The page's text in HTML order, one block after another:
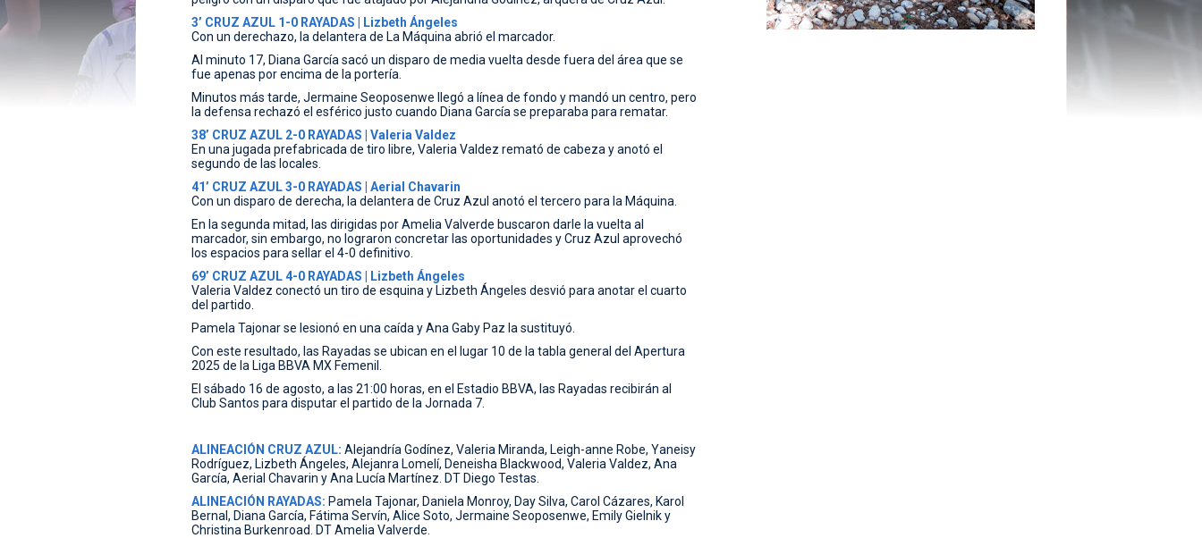
3’ CRUZ AZUL 1-0 RAYADAS | Lizbeth Ángeles
Con un derechazo, la delantera de La Máquina abrió el marcador.
Al minuto 17, Diana García sacó un disparo de media vuelta desde fuera del área que se
fue apenas por encima de la portería.
Minutos más tarde, Jermaine Seoposenwe llegó a línea de fondo y mandó un centro, pero
la defensa rechazó el esférico justo cuando Diana García se preparaba para rematar.
38’ CRUZ AZUL 2-0 RAYADAS | Valeria Valdez
En una jugada prefabricada de tiro libre, Valeria Valdez remató de cabeza y anotó el
segundo de las locales.
41’ CRUZ AZUL 3-0 RAYADAS | Aerial Chavarin
Con un disparo de derecha, la delantera de Cruz Azul anotó el tercero para la Máquina.
En la segunda mitad, las dirigidas por Amelia Valverde buscaron darle la vuelta al
marcador, sin embargo, no lograron concretar las oportunidades y Cruz Azul aprovechó
los espacios para sellar el 4-0 definitivo.
69’ CRUZ AZUL 4-0 RAYADAS | Lizbeth Ángeles
Valeria Valdez conectó un tiro de esquina y Lizbeth Ángeles desvió para anotar el cuarto
del partido.
Pamela Tajonar se lesionó en una caída y Ana Gaby Paz la sustituyó.
Con este resultado, las Rayadas se ubican en el lugar 10 de la tabla general del Apertura
2025 de la Liga BBVA MX Femenil.
El sábado 16 de agosto, a las 21:00 horas, en el Estadio BBVA, las Rayadas recibirán al
Club Santos para disputar el partido de la Jornada 7.
ALINEACIÓN CRUZ AZUL: Alejandría Godínez, Valeria Miranda, Leigh-anne Robe, Yaneisy
Rodríguez, Lizbeth Ángeles, Alejanra Lomelí, Deneisha Blackwood, Valeria Valdez, Ana
García, Aerial Chavarin y Ana Lucía Martínez. DT Diego Testas.
ALINEACIÓN RAYADAS: Pamela Tajonar, Daniela Monroy, Day Silva, Carol Cázares, Karol
Bernal, Diana García, Fátima Servín, Alice Soto, Jermaine Seoposenwe, Emily Gielnik y
Christina Burkenroad. DT Amelia Valverde.